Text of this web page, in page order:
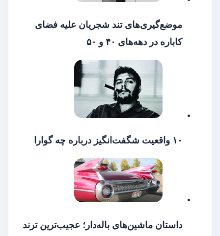
موضع‌گیری‌های تند شجریان علیه فضای
کاباره در دهه‌های ۴۰ و ۵۰
۱۰ واقعیت شگفت‌انگیز درباره چه گوارا
داستان ماشین‌های باله‌دار؛ عجیب‌ترین ترند